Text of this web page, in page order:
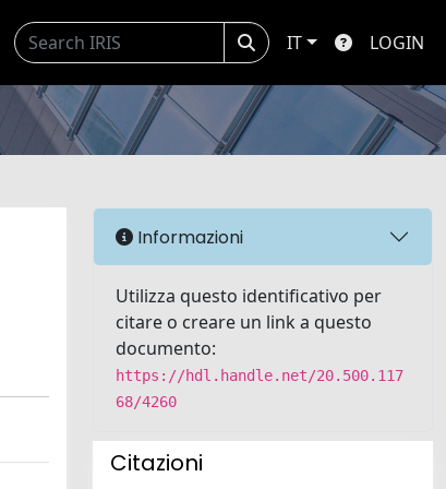
IT LOGIN
Informazioni
Utilizza questo identificativo per
citare o creare un link a questo
documento:
https://hdl.handle.net/20.500.117
68/4260
Citazioni